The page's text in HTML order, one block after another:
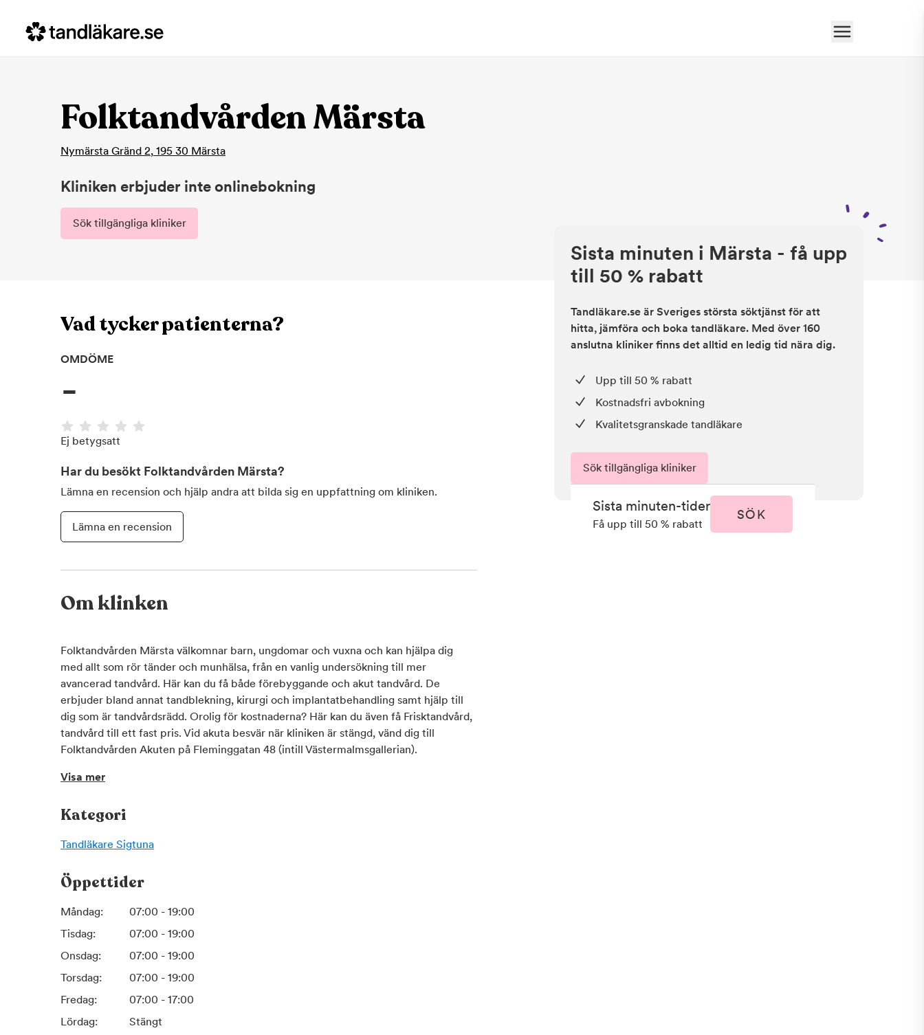
Folktandvården Märsta
Nymärsta Gränd 2, 195 30 Märsta
Kliniken erbjuder inte onlinebokning
Sök tillgängliga kliniker
Vad tycker patienterna?
OMDÖME
-
Ej betygsatt
Har du besökt Folktandvården Märsta?
Lämna en recension och hjälp andra att bilda sig en uppfattning om kliniken.
Lämna en recension
Sista minuten i Märsta - få upp
till 50 % rabatt
Tandläkare.se är Sveriges största söktjänst för att
hitta, jämföra och boka tandläkare. Med över 160
anslutna kliniker finns det alltid en ledig tid nära dig.
Upp till 50 % rabatt
Kostnadsfri avbokning
Kvalitetsgranskade tandläkare
Sök tillgängliga kliniker
Sista minuten-tider
Få upp till 50 % rabatt
SÖK
Om klinken
Folktandvården Märsta välkomnar barn, ungdomar och vuxna och kan hjälpa dig
med allt som rör tänder och munhälsa, från en vanlig undersökning till mer
avancerad tandvård. Här kan du få både förebyggande och akut tandvård. De
erbjuder bland annat tandblekning, kirurgi och implantatbehandling samt hjälp till
dig som är tandvårdsrädd. Orolig för kostnaderna? Här kan du även få Frisktandvård,
tandvård till ett fast pris. Vid akuta besvär när kliniken är stängd, vänd dig till
Folktandvården Akuten på Fleminggatan 48 (intill Västermalmsgallerian).
Visa mer
Kategori
Tandläkare Sigtuna
Öppettider
Måndag:
07:00 - 19:00
Tisdag:
07:00 - 19:00
Onsdag:
07:00 - 19:00
Torsdag:
07:00 - 19:00
Fredag:
07:00 - 17:00
Lördag:
Stängt